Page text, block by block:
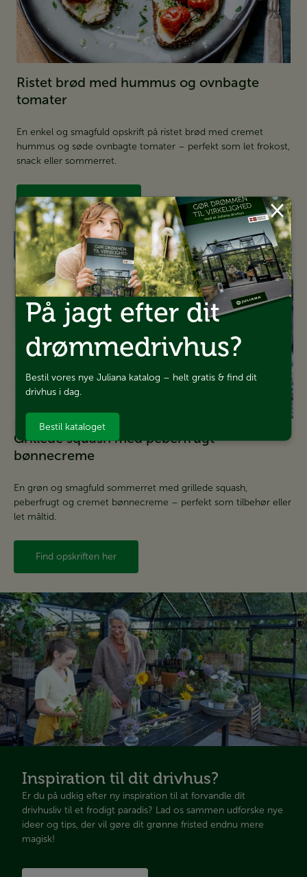
×
På jagt efter dit
drømmedrivhus?
Bestil vores nye Juliana katalog – helt gratis & find dit
drivhus i dag.
Bestil kataloget
Ristet brød med hummus og ovnbagte
tomater
En enkel og smagfuld opskrift på ristet brød med cremet
hummus og søde ovnbagte tomater – perfekt som let frokost,
snack eller sommerret.​​​​​​​
Find opskriften her
Grillede squash med peberfrugt-
bønnecreme
En grøn og smagfuld sommerret med grillede squash,
peberfrugt og cremet bønnecreme – perfekt som tilbehør eller
let måltid.
Find opskriften her
Inspiration til dit drivhus?
Er du på udkig efter ny inspiration til at forvandle dit
drivhusliv til et frodigt paradis? Lad os sammen udforske nye
ideer og tips, der vil gøre dit grønne fristed endnu mere
magisk!